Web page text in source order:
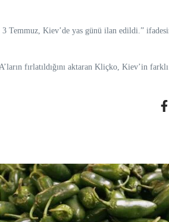
3 Temmuz, Kiev’de yas günü ilan edildi.”
fırlatıldığını aktaran Kliçko, Kiev’in